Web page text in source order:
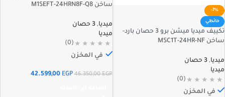
-7%
حائطي
تكييف ميديا ميشن برو 3 حصان بارد-
ساخن MSC1T-24HR-NF
ميديا, 3 حصان
ميديا
(0)
في المخزن
ساخن M1SEFT-24HRN8F-Q8
ميديا, 3 حصان
ميديا
(0)
في المخزن
46.350,00EGP
42.599,00 EGP